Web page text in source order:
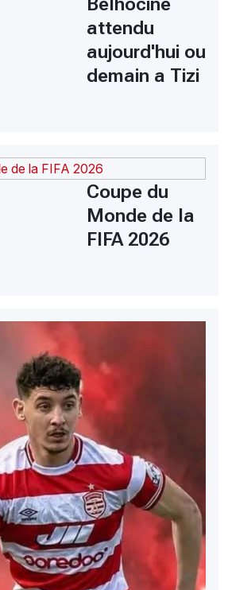
attendu
aujourd'hui ou
demain a Tizi
Coupe du
Monde de la
FIFA 2026